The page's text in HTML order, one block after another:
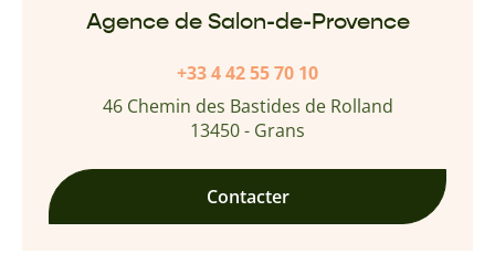
Agence de Salon-de-Provence
+33 4 42 55 70 10
46 Chemin des Bastides de Rolland
13450 - Grans
Contacter